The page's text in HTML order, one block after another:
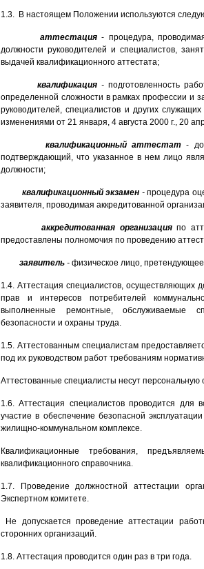
1.3. В настоящем Положении используются
аттестация- процедура,
должности руководителей и специалистов,
выдачей квалификационного аттестата;
квалификация - подготовленность
определенной сложности в рамках профессии и
руководителей, специалистов и других
изменениями от 21 января, 4 августа 2000 г., 20
квалификационный аттестат-
подтверждающий, что указанное в нем лицо
должности;
квалификационный экзамен -процедура
заявителя, проводимая аккредитованной
аккредитованная организацияпо
предоставлены полномочия по проведению
заявитель - физическое лицо,
1.4. Аттестация специалистов, осуществляющих
прав и интересов потребителей
выполненные ремонтные, обслуживаемые
безопасности и охраны труда.
1.5. Аттестованным специалистам
под их руководством работ требованиям
Аттестованные специалисты несут персональную
1.6. Аттестация специалистов проводится для
участие в обеспечение безопасной
жилищно-коммунальном комплексе.
Квалификационные требования,
квалификационного справочника.
1.7. Проведение должностной аттестации
Экспертном комитете.
Не допускается проведение аттестации
сторонних организаций.
1.8. Аттестация проводится один раз в три года.